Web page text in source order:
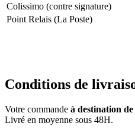
Colissimo (contre signature)
Point Relais (La Poste)
Conditions de
Votre commande à destination
Livré en moyenne sous 48H.